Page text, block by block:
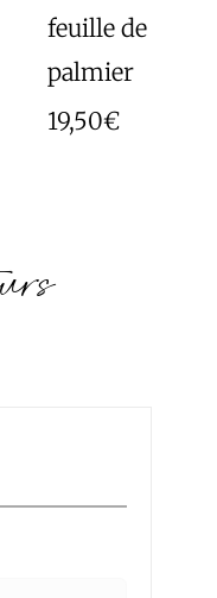
feuille de
palmier
19,50€